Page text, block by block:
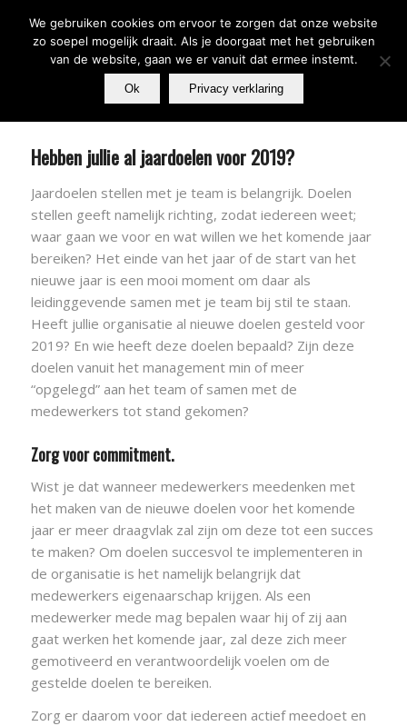
Hebben jullie al jaardoelen voor 2019?
Jaardoelen stellen met je team is belangrijk. Doelen
stellen geeft namelijk richting, zodat iedereen weet;
waar gaan we voor en wat willen we het komende jaar
bereiken? Het einde van het jaar of de start van het
nieuwe jaar is een mooi moment om daar als
leidinggevende samen met je team bij stil te staan.
Heeft jullie organisatie al nieuwe doelen gesteld voor
2019? En wie heeft deze doelen bepaald? Zijn deze
doelen vanuit het management min of meer
“opgelegd” aan het team of samen met de
medewerkers tot stand gekomen?
Zorg voor commitment.
Wist je dat wanneer medewerkers meedenken met
het maken van de nieuwe doelen voor het komende
jaar er meer draagvlak zal zijn om deze tot een succes
te maken? Om doelen succesvol te implementeren in
de organisatie is het namelijk belangrijk dat
medewerkers eigenaarschap krijgen. Als een
medewerker mede mag bepalen waar hij of zij aan
gaat werken het komende jaar, zal deze zich meer
gemotiveerd en verantwoordelijk voelen om de
gestelde doelen te bereiken.
Zorg er daarom voor dat iedereen actief meedoet en
We gebruiken cookies om ervoor te zorgen dat onze website
zo soepel mogelijk draait. Als je doorgaat met het gebruiken
van de website, gaan we er vanuit dat ermee instemt.
Ok Privacy verklaring